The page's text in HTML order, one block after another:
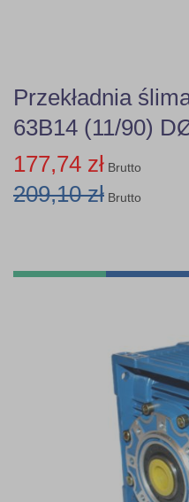
Przekładnia
63B14 (11/90)
177,74 zł Brutto
209,10 zł Brutto